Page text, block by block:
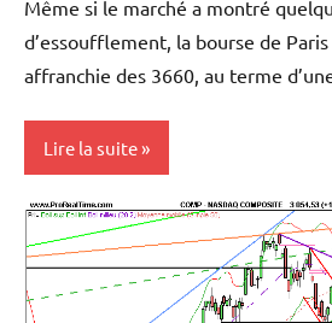
Même si le marché a montré
d’essoufflement, la bourse de
affranchie des 3660, au terme
Lire la suite
Analyse
graphique